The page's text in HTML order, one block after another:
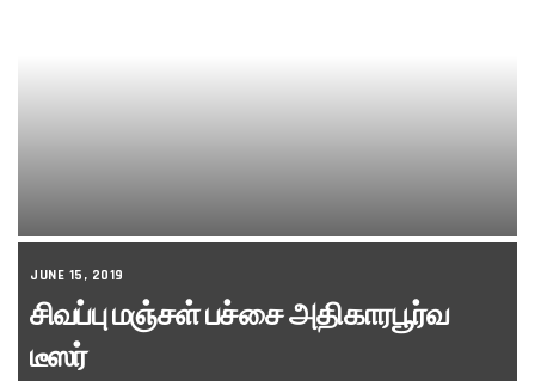
JUNE 15, 2019
சிவப்பு மஞ்சள் பச்சை அதிகாரபூர்வ
டீஸர்